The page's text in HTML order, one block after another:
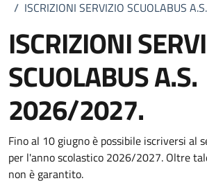
/ ISCRIZIONI SERVIZIO SCUOLABUS
ISCRIZIONI
SCUOLABUS A.S.
2026/2027.
Dettagli della notizia
Fino al 10 giugno è possibile iscriversi al
per l'anno scolastico 2026/2027. Oltre
non è garantito.